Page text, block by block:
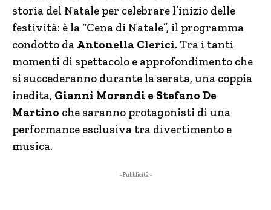
storia del Natale per celebrare l’inizio delle
festività: è la “Cena di Natale”, il programma
condotto da Antonella Clerici.Tra i tanti
momenti di spettacolo e approfondimento che
si succederanno durante la serata, una coppia
inedita, Gianni Morandi e Stefano De
Martino che saranno protagonisti di una
performance esclusiva tra divertimento e
musica.
- Pubblicità -